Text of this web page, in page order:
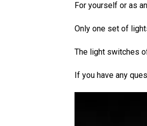
For yourself or as an
Only one set of
The light switches
If you have any